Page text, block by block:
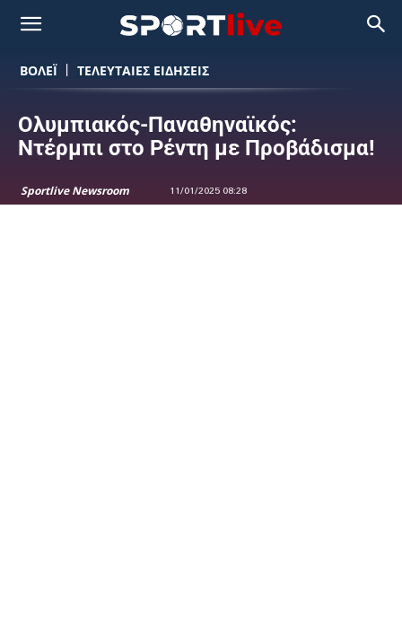
ΒΟΛΕΪ ΤΕΛΕΥΤΑΙΕΣ ΕΙΔΗΣΕΙΣ
Ολυμπιακός-Παναθηναϊκός:
Ντέρμπι στο Ρέντη με Προβάδισμα!
Sportlive Newsroom 11/01/2025 08:28